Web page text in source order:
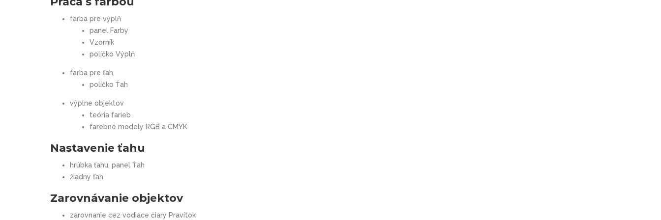
farba pre výplň
panel Farby
Vzorník
políčko Výplň
farba pre ťah,
políčko Ťah
výplne objektov
teória farieb
farebné modely RGB a CMYK
Nastavenie ťahu
hrúbka ťahu, panel Ťah
žiadny ťah
Zarovnávanie objektov
zarovnanie cez vodiace čiary Pravítok